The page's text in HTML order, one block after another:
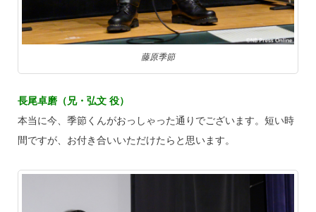
藤原季節
長尾卓磨（兄・弘文 役）
本当に今、季節くんがおっしゃった通りでございます。短い時
間ですが、お付き合いいただけたらと思います。